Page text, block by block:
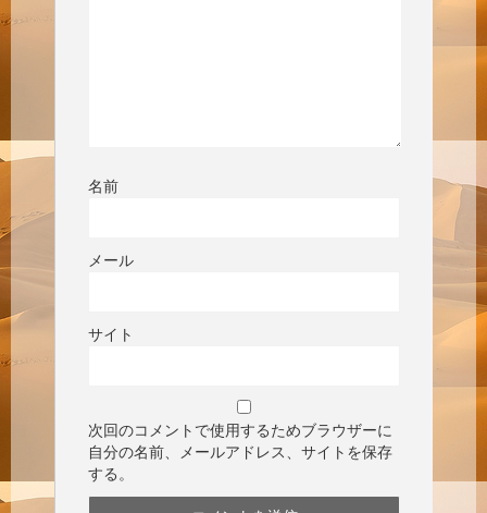
名前
メール
サイト
次回のコメントで使用するためブラウザーに
自分の名前、メールアドレス、サイトを保存
する。